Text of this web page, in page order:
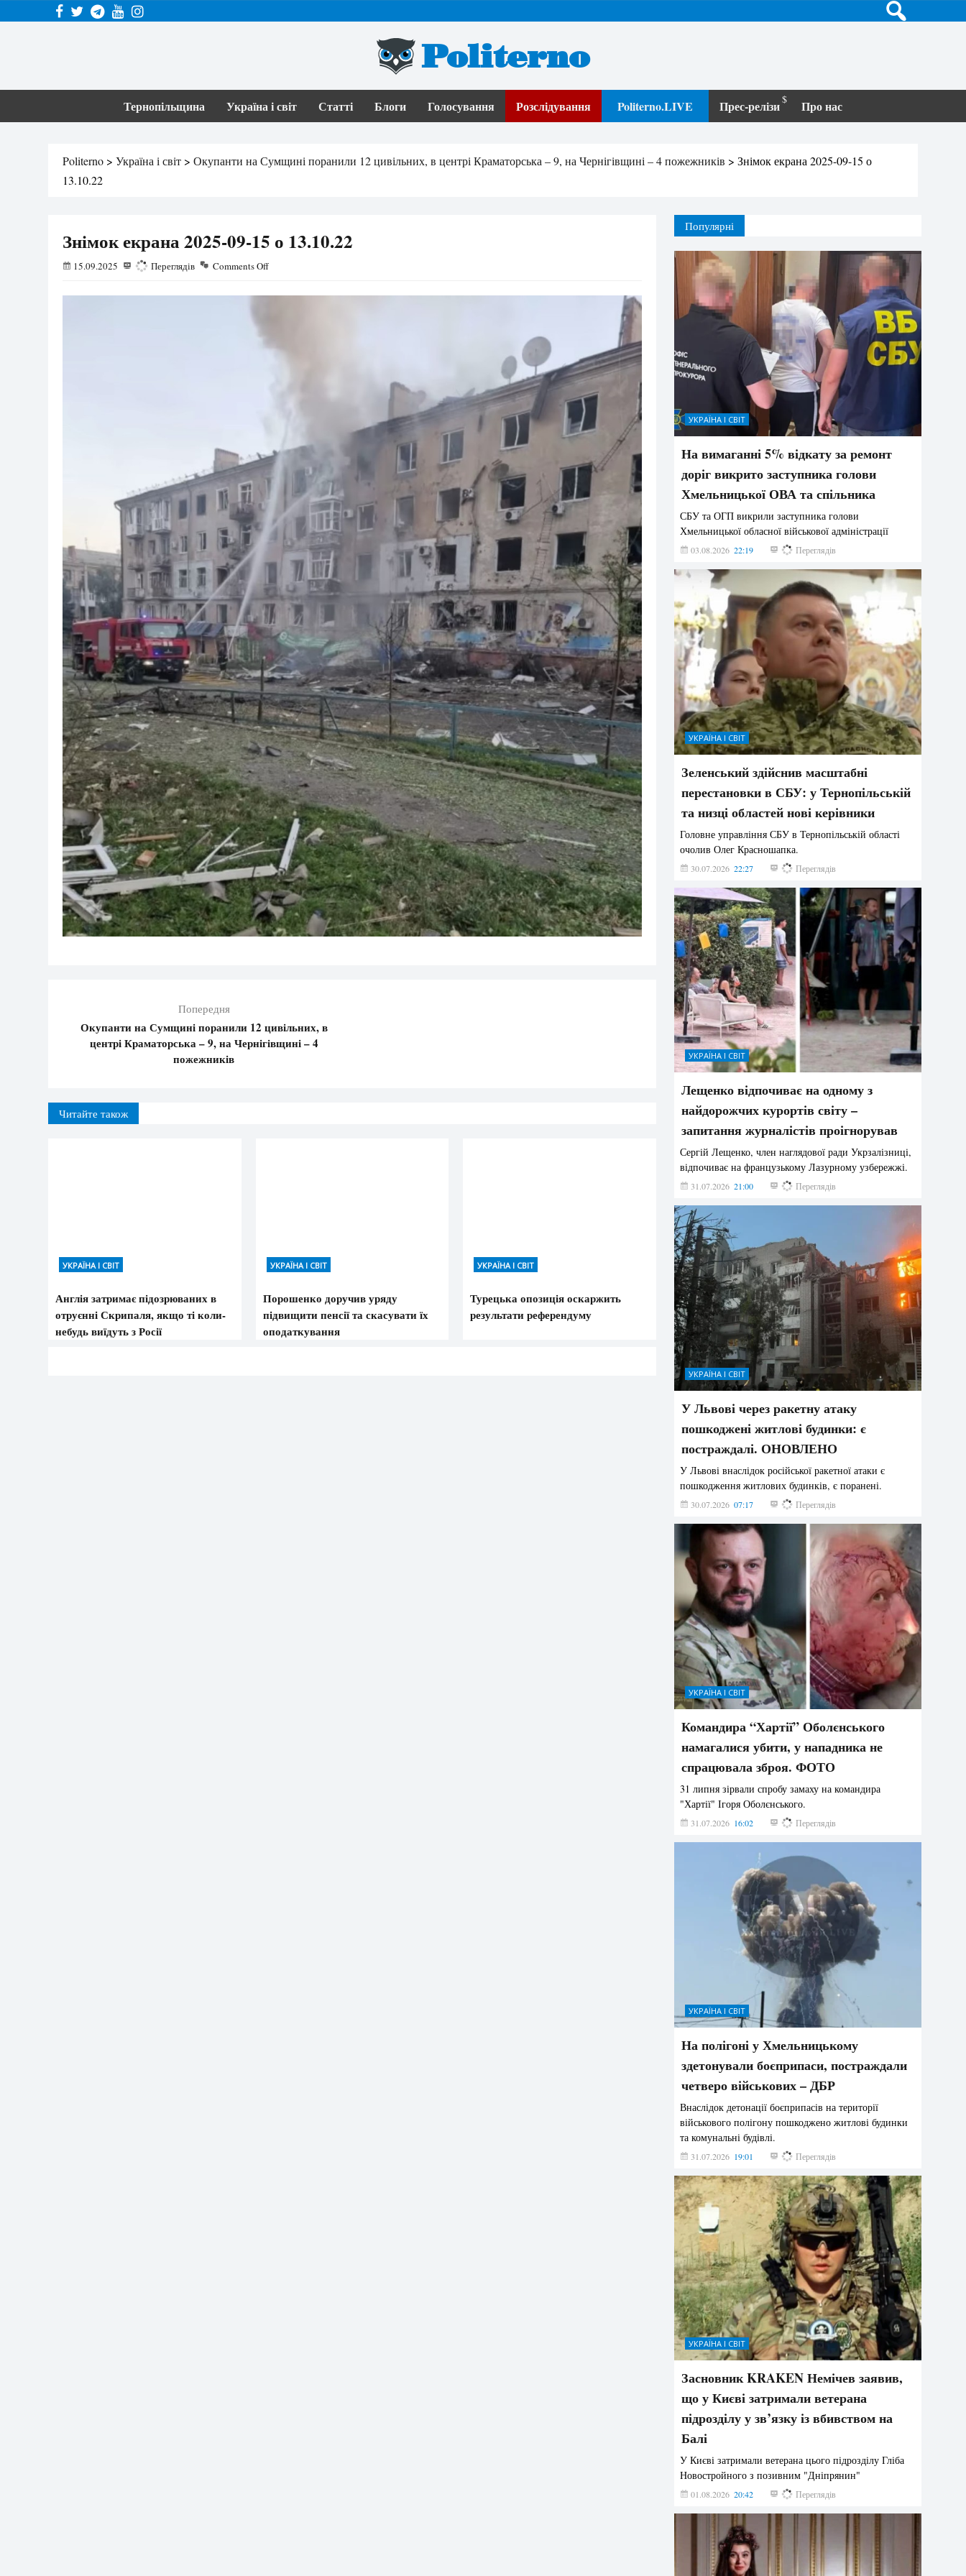
Politerno
Тернопільщина Україна і світ Статті Блоги Голосування Розслідування Politerno.LIVE Прес-релізи Про нас
Politerno > Україна і світ > Окупанти на Сумщині поранили 12 цивільних, в центрі Краматорська – 9, на Чернігівщині – 4 пожежників > Знімок екрана 2025-09-15 о
13.10.22
Знімок екрана 2025-09-15 о 13.10.22
15.09.2025 127 Переглядів Comments Off
Попередня
Окупанти на Сумщині поранили 12 цивільних, в
центрі Краматорська – 9, на Чернігівщині – 4
пожежників
Читайте також
УКРАЇНА І СВІТ
Англія затримає підозрюваних в
отруєнні Скрипаля, якщо ті коли-
небудь виїдуть з Росії
УКРАЇНА І СВІТ
Порошенко доручив уряду
підвищити пенсії та скасувати їх
оподаткування
УКРАЇНА І СВІТ
Турецька опозиція оскаржить
результати референдуму
Популярні
УКРАЇНА І СВІТ
На вимаганні 5% відкату за ремонт
доріг викрито заступника голови
Хмельницької ОВА та спільника
СБУ та ОГП викрили заступника голови
Хмельницької обласної військової адміністрації
03.08.2026 22:19 829 Переглядів
УКРАЇНА І СВІТ
Зеленський здійснив масштабні
перестановки в СБУ: у Тернопільській
та низці областей нові керівники
Головне управління СБУ в Тернопільській області
очолив Олег Красношапка.
30.07.2026 22:27 615 Переглядів
УКРАЇНА І СВІТ
Лещенко відпочиває на одному з
найдорожчих курортів світу –
запитання журналістів проігнорував
Сергій Лещенко, член наглядової ради Укрзалізниці,
відпочиває на французькому Лазурному узбережжі.
31.07.2026 21:00 194 Переглядів
УКРАЇНА І СВІТ
У Львові через ракетну атаку
пошкоджені житлові будинки: є
постраждалі. ОНОВЛЕНО
У Львові внаслідок російської ракетної атаки є
пошкодження житлових будинків, є поранені.
30.07.2026 07:17 179 Переглядів
УКРАЇНА І СВІТ
Командира “Хартії” Оболєнського
намагалися убити, у нападника не
спрацювала зброя. ФОТО
31 липня зірвали спробу замаху на командира
"Хартії" Ігоря Оболєнського.
31.07.2026 16:02 178 Переглядів
УКРАЇНА І СВІТ
На полігоні у Хмельницькому
здетонували боєприпаси, постраждали
четверо військових – ДБР
Внаслідок детонації боєприпасів на території
військового полігону пошкоджено житлові будинки
та комунальні будівлі.
31.07.2026 19:01 175 Переглядів
УКРАЇНА І СВІТ
Засновник KRAKEN Немічев заявив,
що у Києві затримали ветерана
підрозділу у зв’язку із вбивством на
Балі
У Києві затримали ветерана цього підрозділу Гліба
Новостройного з позивним "Дніпрянин"
01.08.2026 20:42 166 Переглядів